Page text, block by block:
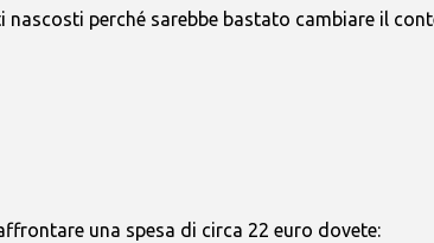
perché sarebbe bastato cambiare il
una spesa di circa 22 euro dovete: